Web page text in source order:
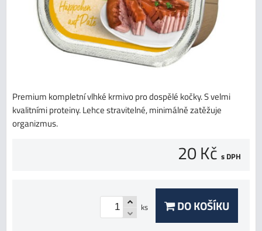
Premium kompletní vlhké krmivo pro dospělé kočky. S velmi
kvalitními proteiny. Lehce stravitelné, minimálně zatěžuje
organizmus.
20 Kč s DPH
ks DO KOŠÍKU